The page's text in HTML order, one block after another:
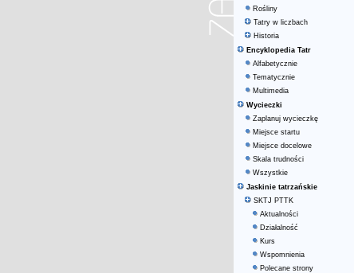
Rośliny
Tatry w liczbach
Historia
Encyklopedia Tatr
Alfabetycznie
Tematycznie
Multimedia
Wycieczki
Zaplanuj wycieczkę
Miejsce startu
Miejsce docelowe
Skala trudności
Wszystkie
Jaskinie tatrzańskie
SKTJ PTTK
Aktualności
Działalność
Kurs
Wspomnienia
Polecane strony